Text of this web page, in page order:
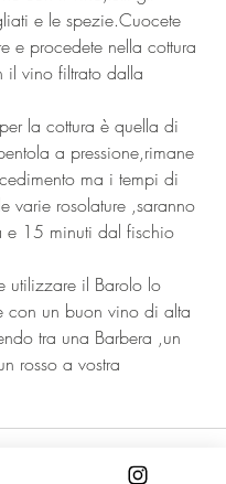
e le spezie.Cuocete
e procedete nella cottura
il vino filtrato dalla
la cottura è quella di
a pressione,rimane
ma i tempi di
varie rosolature ,saranno
e 15 minuti dal fischio
utilizzare il Barolo lo
con un buon vino di alta
tra una Barbera ,un
rosso a vostra